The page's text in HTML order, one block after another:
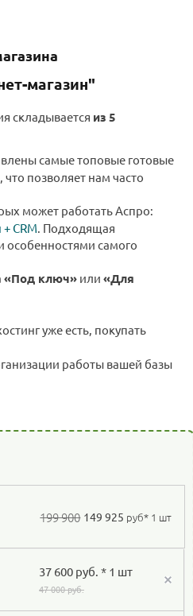
магазин"
складывается из 5
самые топовые готовые
позволяет нам часто
может работать Аспро:
CRM. Подходящая
особенностями самого
«Под ключ» или «Для
уже есть, покупать
работы вашей базы
199 900 149 925 руб* 1 шт
37 600 руб. * 1 шт
47 000 руб.